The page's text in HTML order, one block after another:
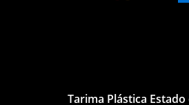
Tarima Plástica